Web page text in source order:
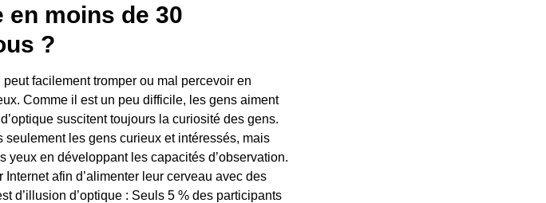
en moins de 30
?
facilement tromper ou mal percevoir en
Comme il est un peu difficile, les gens aiment
suscitent toujours la curiosité des gens.
seulement les gens curieux et intéressés, mais
yeux en développant les capacités d’observation.
afin d’alimenter leur cerveau avec des
d’illusion d’optique : Seuls 5 % des participants